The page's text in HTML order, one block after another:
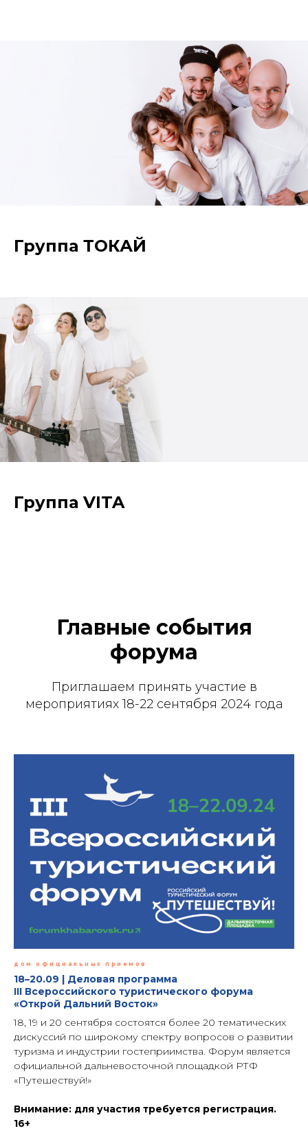
Группа ТОКАЙ
Группа VITA
Главные события
форума
Приглашаем принять участие в
мероприятиях 18-22 сентября 2024 года
дом официальных приемов
18–20.09 | Деловая программа
III Всероссийского туристического форума
«Открой Дальний Восток»
18, 19 и 20 сентября состоятся более 20 тематических
дискуссий по широкому спектру вопросов о развитии
туризма и индустрии гостеприимства. Форум является
официальной дальневосточной площадкой РТФ
«Путешествуй!»
Внимание: для участия требуется регистрация.
16+